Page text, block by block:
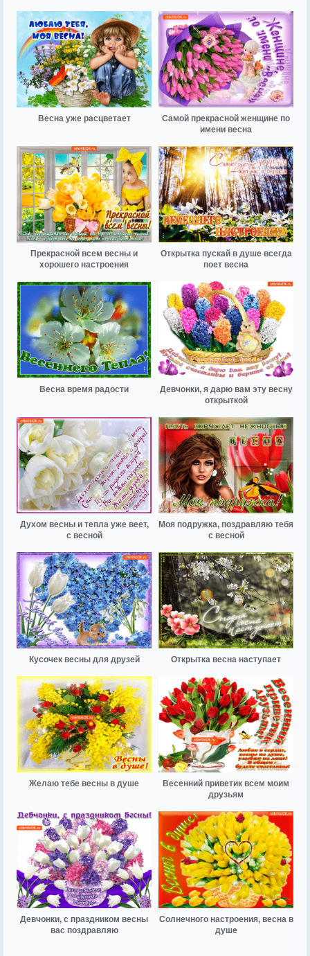
Весна уже расцветает
Самой прекрасной женщине по
имени весна
Прекрасной всем весны и
хорошего настроения
Открытка пускай в душе всегда
поет весна
Весна время радости
Девчонки, я дарю вам эту весну
открыткой
Духом весны и тепла уже веет,
с весной
Моя подружка, поздравляю тебя
с весной
Кусочек весны для друзей Открытка весна наступает
Желаю тебе весны в душе
Весенний приветик всем моим
друзьям
Девчонки, с праздником весны
вас поздравляю
Солнечного настроения, весна в
душе